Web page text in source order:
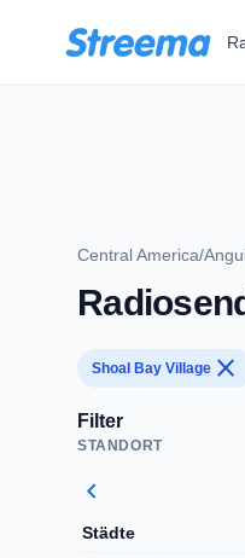
Central America/
Shoal Bay Village close
Filter
STANDORT
chevron_left
Städte